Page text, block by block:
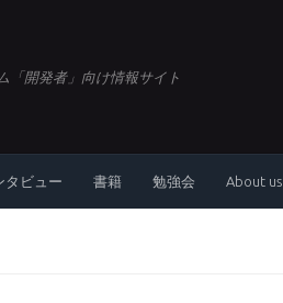
「開発者」向け情報サイト
タビュー 書籍 勉強会 About us